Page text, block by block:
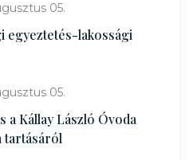
05.
egyeztetés-lakossági
05.
a Kállay László Óvoda
tartásáról